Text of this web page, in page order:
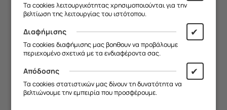
ΘΕΡΜΟΣΤΑΤΗΣ ΦΟΥΡΝΟΥ DAVOLINE 4503 EGO 0-
255 (ΚΤΡΓΘ)=> 173171
Κωδικός:
20173036
Τα cookies λειτουργικότητας χρησιμοποιούνται για την
βελτίωση της λειτουργίας του ιστότοπου.
Διαφήμισης ✔
Τα cookies διαφήμισης μας βοηθουν να προβάλουμε
περιεχομένο σχετικά με τα ενδιαφέροντα σας.
Απόδοσης ✔
Τα cookies στατιστικών μας δίνουν τη δυνατότητα να
βελτιώνουμε την εμπειρία που προσφέρουμε.
κατανόηση και σας ευχόμαστε καλό
Θα θέλαμε να σας ενημερώσουμε ότι
η επιχείρησή μας θα παραμείνει
κλειστή από13/08 έως και 18/08
Θα είμαστε ξανά κοντά σας από
19/08.